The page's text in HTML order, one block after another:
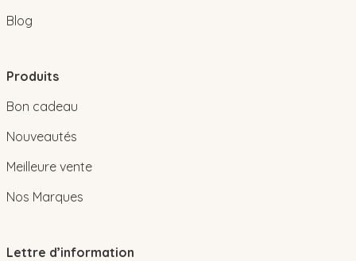
Blog
Produits
Bon cadeau
Nouveautés
Meilleure vente
Nos Marques
Lettre d’information